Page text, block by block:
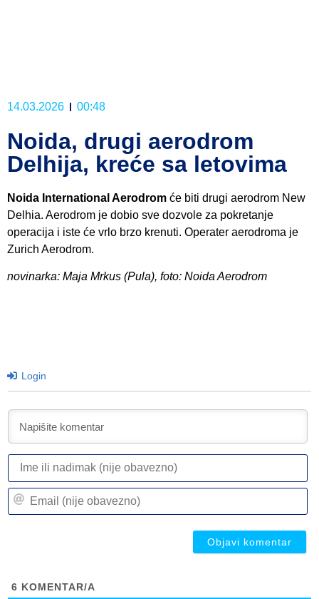
14.03.2026 00:48
Noida, drugi aerodrom
Delhija, kreće sa letovima
Noida International Aerodrom će biti drugi aerodrom New
Delhia. Aerodrom je dobio sve dozvole za pokretanje
operacija i iste će vrlo brzo krenuti. Operater aerodroma je
Zurich Aerodrom.
novinarka: Maja Mrkus (Pula), foto: Noida Aerodrom
Login
6 KOMENTAR/A